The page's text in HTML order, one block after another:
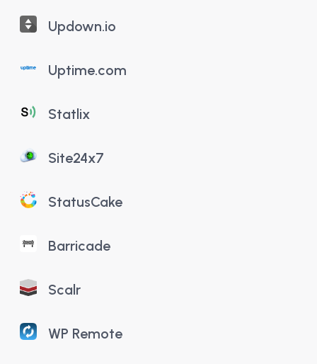
Updown.io
Uptime.com
Statlix
Site24x7
StatusCake
Barricade
Scalr
WP Remote